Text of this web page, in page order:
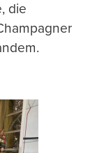
die